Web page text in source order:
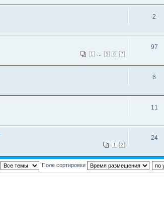
2
1 5 6 7
97
6
11
1 2
24
Поле сортировки